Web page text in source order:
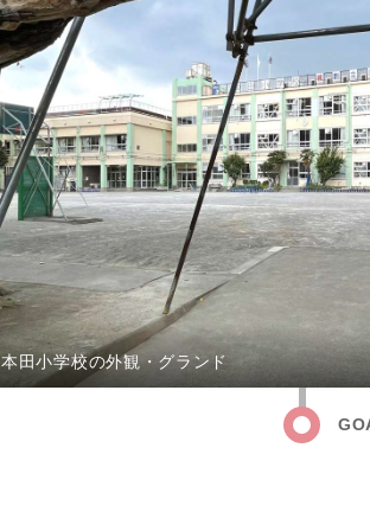
本田小学校の外観・グランド